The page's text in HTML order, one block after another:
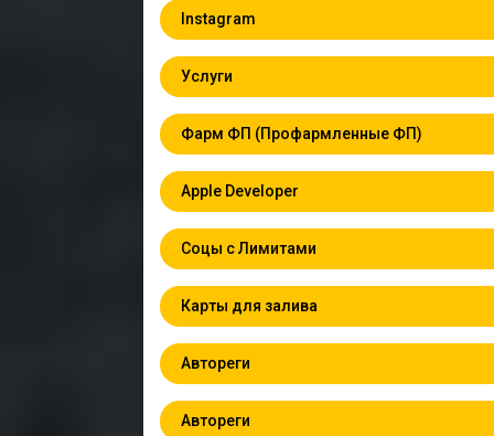
Instagram
Услуги
Фарм ФП (Профармленные ФП)
Apple Developer
Соцы с Лимитами
Карты для залива
Автореги
Автореги